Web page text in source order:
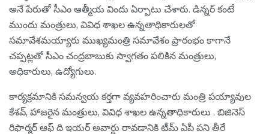
అనే పేరుతో సీఎం ఆత్మీయ విందు ఏర్పాటు చేశారు. డిన్నర్ కంటే
ముందు మంత్రులు, వివిధ శాఖల ఉన్నతాధికారులతో
సమావేశమయ్యారు ముఖ్యమంత్రి సమావేశం ప్రారంభం కాగానే
చప్పట్లతో సీఎం చంద్రబాబుకు స్వాగతం పలికిన మంత్రులు,
అధికారులు, ఉద్యోగులు.
కార్యక్రమానికి సమన్వయ కర్తగా వ్యవహరించారు మంత్రి పయ్యావుల
కేశవ్, హాజరైన మంత్రులు, వివిధ శాఖల ఉన్నతాధికారులు . బిజినెస్
రిఫార్మర్ ఆఫ్ ది ఇయర్ అవార్డు రావడానికి టీమ్ ఏపీ పని తీరే